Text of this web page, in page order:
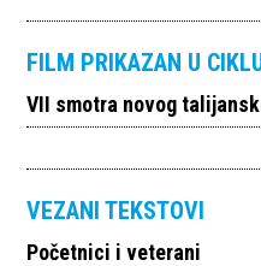
FILM PRIKAZAN U
VII smotra novog
VEZANI TEKSTOVI
Početnici i veterani